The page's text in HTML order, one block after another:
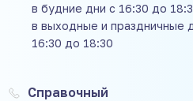
в будние дни с 16:30 до
в выходные и праздничные
16:30 до 18:30
Справочный